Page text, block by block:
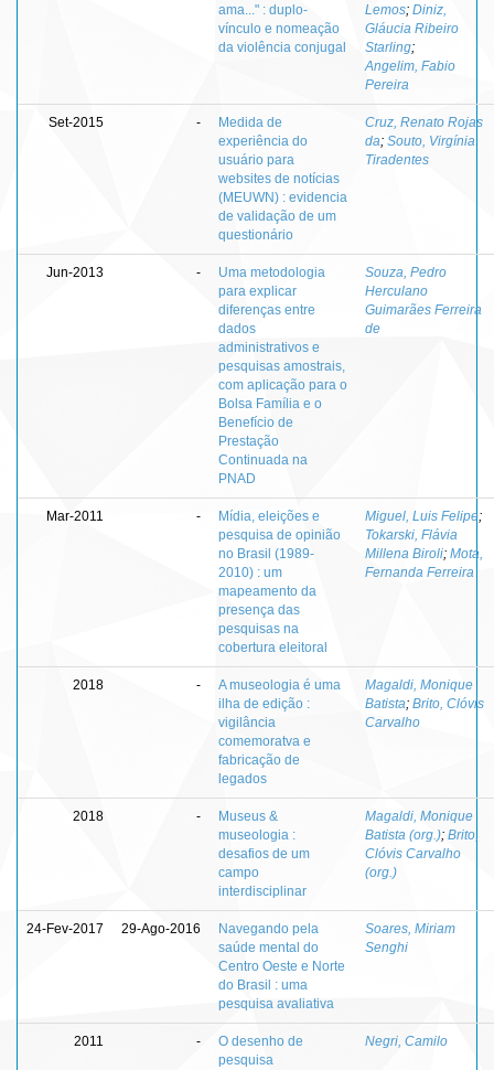
ama..." : duplo-
vínculo e nomeação
da violência conjugal
Lemos; Diniz,
Gláucia Ribeiro
Starling;
Angelim, Fabio
Pereira
Set-2015 -
Medida de
experiência do
usuário para
websites de notícias
(MEUWN) : evidencia
de validação de um
questionário
Cruz, Renato Rojas
da; Souto, Virgínia
Tiradentes
Jun-2013 -
Uma metodologia
para explicar
diferenças entre
dados
administrativos e
pesquisas amostrais,
com aplicação para o
Bolsa Família e o
Benefício de
Prestação
Continuada na
PNAD
Souza, Pedro
Herculano
Guimarães Ferreira
de
Mar-2011 -
Mídia, eleições e
pesquisa de opinião
no Brasil (1989-
2010) : um
mapeamento da
presença das
pesquisas na
cobertura eleitoral
Miguel, Luis Felipe;
Tokarski, Flávia
Millena Biroli; Mota,
Fernanda Ferreira
2018 -
A museologia é uma
ilha de edição :
vigilância
comemoratva e
fabricação de
legados
Magaldi, Monique
Batista; Brito, Clóvis
Carvalho
2018 -
Museus &
museologia :
desafios de um
campo
interdisciplinar
Magaldi, Monique
Batista (org.); Brito,
Clóvis Carvalho
(org.)
24-Fev-2017 29-Ago-2016
Navegando pela
saúde mental do
Centro Oeste e Norte
do Brasil : uma
pesquisa avaliativa
Soares, Miriam
Senghi
2011 -
O desenho de
pesquisa
Negri, Camilo